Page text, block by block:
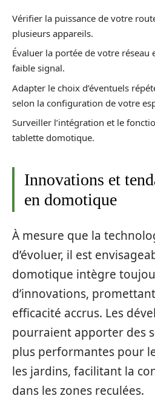
Vérifier la puissance de votre
plusieurs appareils.
Évaluer la portée de votre réseau
faible signal.
Adapter le choix d’éventuels
selon la configuration de votre
Surveiller l’intégration et le
tablette domotique.
Innovations et
en domotique
À mesure que la
d’évoluer, il est
domotique intègre
d’innovations,
efficacité accrus. Les
pourraient apporter des
plus performantes pour
les jardins, facilitant la
dans les zones reculées.